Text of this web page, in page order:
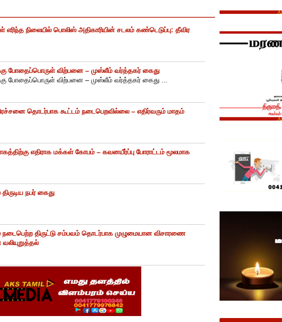
நிலையில் பொலிஸ் அதிகாரியின் சடலம் கண்டெடுப்பு: தீவிர
போதைப்பொருள் விற்பனை – முஸ்லீம் வர்த்தகர் கைது
போதைப்பொருள் விற்பனை – முஸ்லீம் வர்த்தகர் கைது ...
தொடர்பாக கூட்டம் நடைபெறவில்லை – எதிர்வரும் மாதம்
எதிராக மக்கள் கோபம் – கவனயீர்ப்பு போராட்டம் மூலமாக
நபர் கைது
திருட்டு சம்பவம் தொடர்பாக முழுமையான விசாரணை